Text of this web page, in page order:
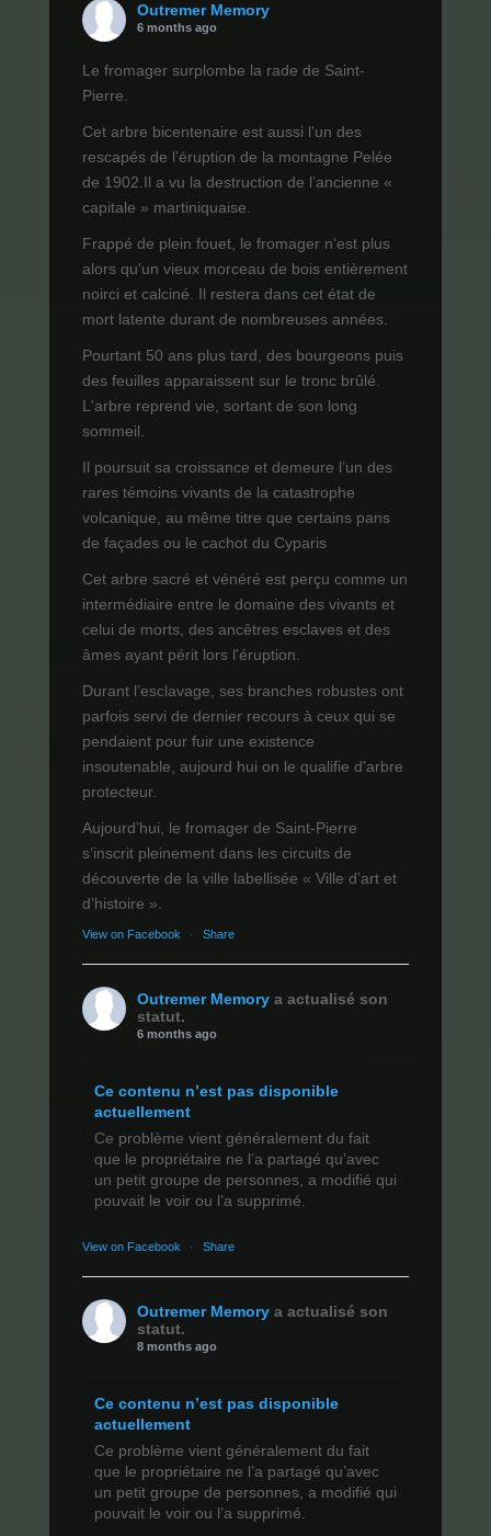
Outremer Memory
6 months ago
Le fromager surplombe la rade de Saint-
Pierre.
Cet arbre bicentenaire est aussi l'un des
rescapés de l’éruption de la montagne Pelée
de 1902.Il a vu la destruction de l’ancienne «
capitale » martiniquaise.
Frappé de plein fouet, le fromager n'est plus
alors qu'un vieux morceau de bois entièrement
noirci et calciné. Il restera dans cet état de
mort latente durant de nombreuses années.
Pourtant 50 ans plus tard, des bourgeons puis
des feuilles apparaissent sur le tronc brûlé.
L'arbre reprend vie, sortant de son long
sommeil.
Il poursuit sa croissance et demeure l’un des
rares témoins vivants de la catastrophe
volcanique, au même titre que certains pans
de façades ou le cachot du Cyparis
Cet arbre sacré et vénéré est perçu comme un
intermédiaire entre le domaine des vivants et
celui de morts, des ancêtres esclaves et des
âmes ayant périt lors l'éruption.
Durant l’esclavage, ses branches robustes ont
parfois servi de dernier recours à ceux qui se
pendaient pour fuir une existence
insoutenable, aujourd hui on le qualifie d'arbre
protecteur.
Aujourd’hui, le fromager de Saint-Pierre
s’inscrit pleinement dans les circuits de
découverte de la ville labellisée « Ville d’art et
d’histoire ».
View on Facebook · Share
Outremer Memory a actualisé son
statut.
6 months ago
Ce contenu n’est pas disponible
actuellement
Ce problème vient généralement du fait
que le propriétaire ne l’a partagé qu’avec
un petit groupe de personnes, a modifié qui
pouvait le voir ou l’a supprimé.
View on Facebook · Share
Outremer Memory a actualisé son
statut.
8 months ago
Ce contenu n’est pas disponible
actuellement
Ce problème vient généralement du fait
que le propriétaire ne l’a partagé qu’avec
un petit groupe de personnes, a modifié qui
pouvait le voir ou l’a supprimé.